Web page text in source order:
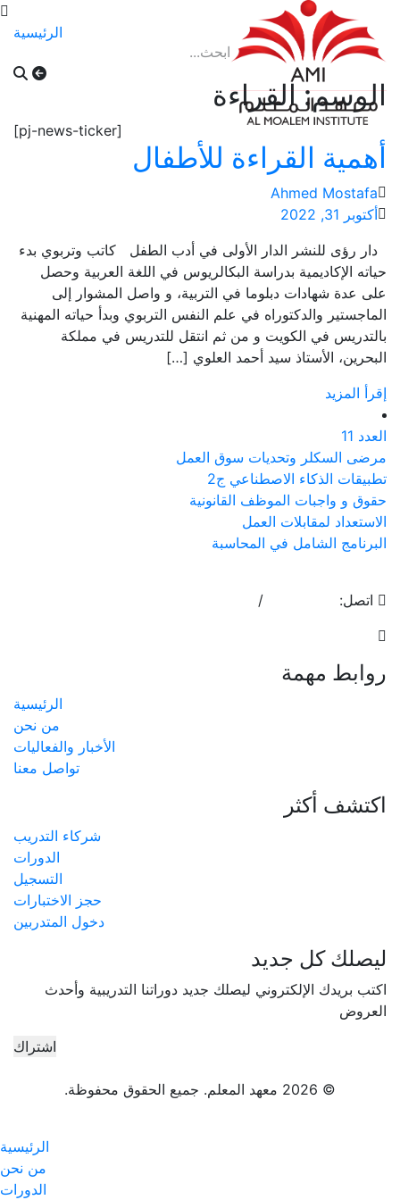
الرئيسية
الوسم:القراءة
[pj-news-ticker]
أهمية القراءة للأطفال
Ahmed Mostafa
أكتوبر 31, 2022
دار رؤى للنشر الدار الأولى في أدب الطفل كاتب وتربوي بدء
حياته الإكاديمية بدراسة البكالريوس في اللغة العربية وحصل
على عدة شهادات دبلوما في التربية، و واصل المشوار إلى
الماجستير والدكتوراه في علم النفس التربوي وبدأ حياته المهنية
بالتدريس في الكويت و من ثم انتقل للتدريس في مملكة
البحرين، الأستاذ سيد أحمد العلوي […]
إقرأ المزيد
العدد 11
مرضى السكلر وتحديات سوق العمل
تطبيقات الذكاء الاصطناعي ج2
حقوق و واجبات الموظف القانونية
الاستعداد لمقابلات العمل
البرنامج الشامل في المحاسبة
اتصل: /
روابط مهمة
الرئيسية
من نحن
الأخبار والفعاليات
تواصل معنا
اكتشف أكثر
شركاء التدريب
الدورات
التسجيل
حجز الاختبارات
دخول المتدربين
ليصلك كل جديد
اكتب بريدك الإلكتروني ليصلك جديد دوراتنا التدريبية وأحدث
العروض
© 2026 معهد المعلم. جميع الحقوق محفوظة.
الرئيسية
من نحن
الدورات